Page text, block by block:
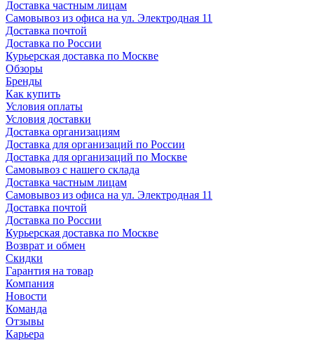
Доставка частным лицам
Самовывоз из офиса на ул. Электродная 11
Доставка почтой
Доставка по России
Курьерская доставка по Москве
Обзоры
Бренды
Как купить
Условия оплаты
Условия доставки
Доставка организациям
Доставка для организаций по России
Доставка для организаций по Москве
Самовывоз с нашего склада
Доставка частным лицам
Самовывоз из офиса на ул. Электродная 11
Доставка почтой
Доставка по России
Курьерская доставка по Москве
Возврат и обмен
Скидки
Гарантия на товар
Компания
Новости
Команда
Отзывы
Карьера